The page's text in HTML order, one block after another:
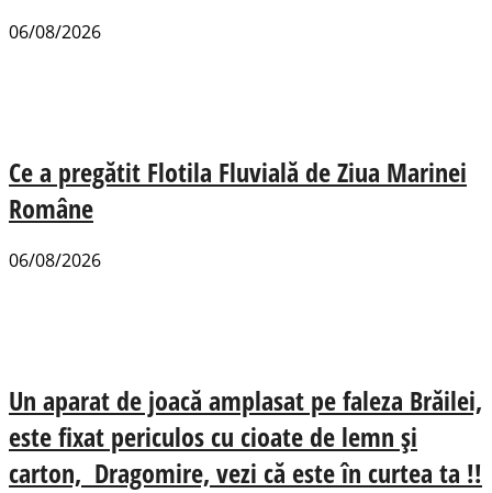
06/08/2026
Ce a pregătit Flotila Fluvială de Ziua Marinei
Române
06/08/2026
Un aparat de joacă amplasat pe faleza Brăilei,
este fixat periculos cu cioate de lemn și
carton, Dragomire, vezi că este în curtea ta !!